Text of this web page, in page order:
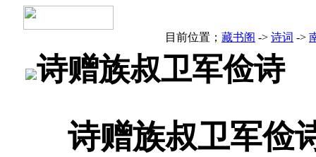
目前位置； 藏书阁 -> 诗词 ->
诗赠族叔卫军俭诗
诗赠族叔卫军俭